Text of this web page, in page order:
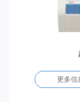
更多信